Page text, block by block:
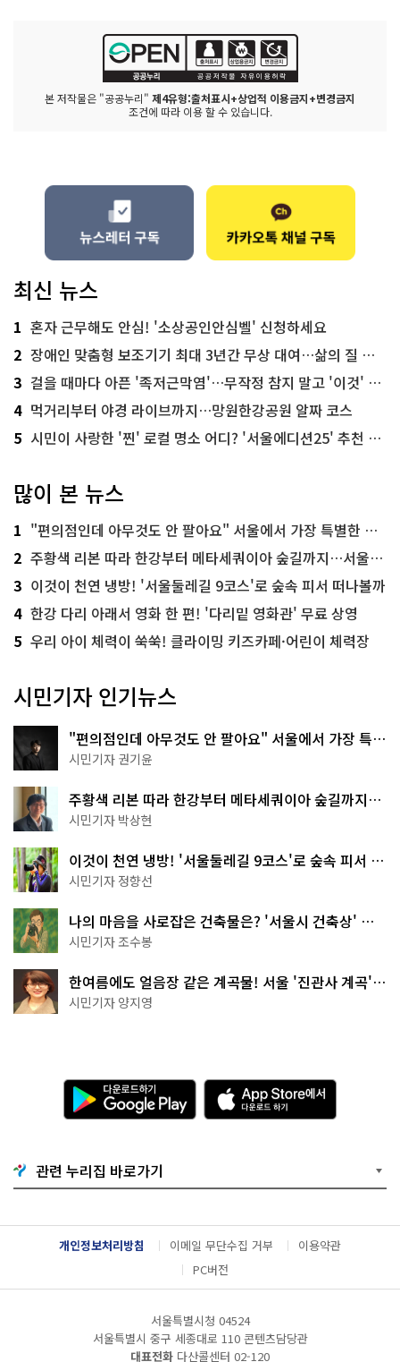
본 저작물은 "공공누리" 제4유형:출처표시+상업적 이용금지+변경금지
조건에 따라 이용 할 수 있습니다.
최신 뉴스
1 혼자 근무해도 안심! '소상공인안심벨' 신청하세요
2 장애인 맞춤형 보조기기 최대 3년간 무상 대여…삶의 질 높인다
3 걸을 때마다 아픈 '족저근막염'…무작정 참지 말고 '이것' 해보세요!
4 먹거리부터 야경 라이브까지…망원한강공원 알짜 코스
5 시민이 사랑한 '찐' 로컬 명소 어디? '서울에디션25' 추천 코스
많이 본 뉴스
1 "편의점인데 아무것도 안 팔아요" 서울에서 가장 특별한 편의점의 정체
2 주황색 리본 따라 한강부터 메타세쿼이아 숲길까지…서울둘레길 15코스
3 이것이 천연 냉방! '서울둘레길 9코스'로 숲속 피서 떠나볼까
4 한강 다리 아래서 영화 한 편! '다리밑 영화관' 무료 상영
5 우리 아이 체력이 쑥쑥! 클라이밍 키즈카페·어린이 체력장
시민기자 인기뉴스
"편의점인데 아무것도 안 팔아요" 서울에서 가장 특별
한 편의점의 정체
시민기자 권기윤
주황색 리본 따라 한강부터 메타세쿼이아 숲길까지…
서울둘레길 15코스
시민기자 박상현
이것이 천연 냉방! '서울둘레길 9코스'로 숲속 피서 떠
나볼까
시민기자 정향선
나의 마음을 사로잡은 건축물은? '서울시 건축상' 수
상작 공개!
시민기자 조수봉
한여름에도 얼음장 같은 계곡물! 서울 '진관사 계곡'이
천국이네~
시민기자 양지영
다
운
로
기
G
o
g
l
e
l
A
p
p
e
서
다
운
드
관련 누리집 바로가기
개인정보처리방침 이메일 무단수집 거부
이용약관
PC버전
서울특별시청 04524
서울특별시 중구 세종대로 110 콘텐츠담당관
대표전화 다산콜센터 02-120